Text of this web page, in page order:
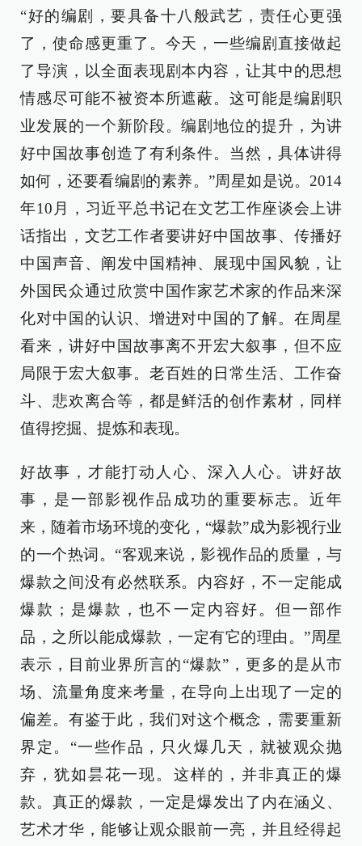
“好的编剧，要具备十八般武艺，责任心更强
了，使命感更重了。今天，一些编剧直接做起
了导演，以全面表现剧本内容，让其中的思想
情感尽可能不被资本所遮蔽。这可能是编剧职
业发展的一个新阶段。编剧地位的提升，为讲
好中国故事创造了有利条件。当然，具体讲得
如何，还要看编剧的素养。”周星如是说。2014
年10月，习近平总书记在文艺工作座谈会上讲
话指出，文艺工作者要讲好中国故事、传播好
中国声音、阐发中国精神、展现中国风貌，让
外国民众通过欣赏中国作家艺术家的作品来深
化对中国的认识、增进对中国的了解。在周星
看来，讲好中国故事离不开宏大叙事，但不应
局限于宏大叙事。老百姓的日常生活、工作奋
斗、悲欢离合等，都是鲜活的创作素材，同样
值得挖掘、提炼和表现。
好故事，才能打动人心、深入人心。讲好故
事，是一部影视作品成功的重要标志。近年
来，随着市场环境的变化，“爆款”成为影视行业
的一个热词。“客观来说，影视作品的质量，与
爆款之间没有必然联系。内容好，不一定能成
爆款；是爆款，也不一定内容好。但一部作
品，之所以能成爆款，一定有它的理由。”周星
表示，目前业界所言的“爆款”，更多的是从市
场、流量角度来考量，在导向上出现了一定的
偏差。有鉴于此，我们对这个概念，需要重新
界定。“一些作品，只火爆几天，就被观众抛
弃，犹如昙花一现。这样的，并非真正的爆
款。真正的爆款，一定是爆发出了内在涵义、
艺术才华，能够让观众眼前一亮，并且经得起